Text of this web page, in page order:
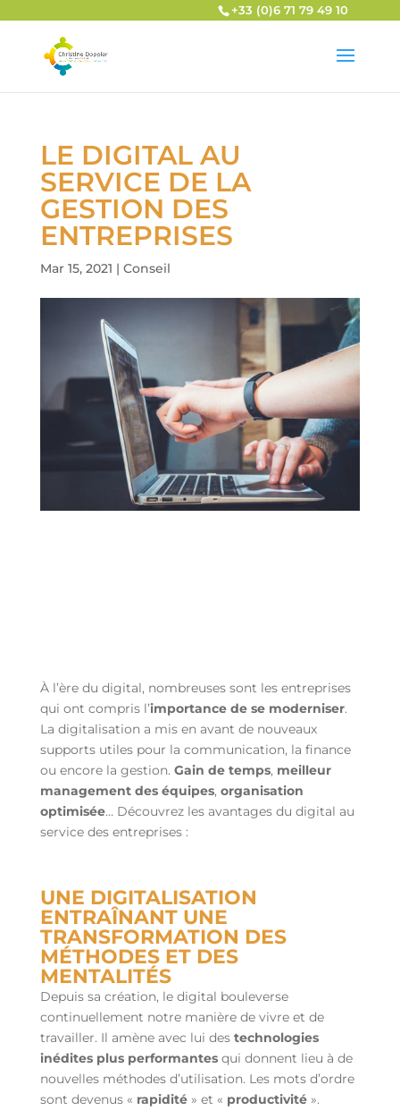
+33 (0)6 71 79 49 10
LE DIGITAL AU
SERVICE DE LA
GESTION DES
ENTREPRISES
Mar 15, 2021 | Conseil
À l’ère du digital, nombreuses sont les entreprises
qui ont compris l’importance de se moderniser.
La digitalisation a mis en avant de nouveaux
supports utiles pour la communication, la finance
ou encore la gestion. Gain de temps, meilleur
management des équipes, organisation
optimisée… Découvrez les avantages du digital au
service des entreprises :
UNE DIGITALISATION
ENTRAÎNANT UNE
TRANSFORMATION DES
MÉTHODES ET DES
MENTALITÉS
Depuis sa création, le digital bouleverse
continuellement notre manière de vivre et de
travailler. Il amène avec lui des technologies
inédites plus performantes qui donnent lieu à de
nouvelles méthodes d’utilisation. Les mots d’ordre
sont devenus « rapidité» et « productivité».